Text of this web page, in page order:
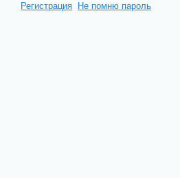
Регистрация Не помню пароль